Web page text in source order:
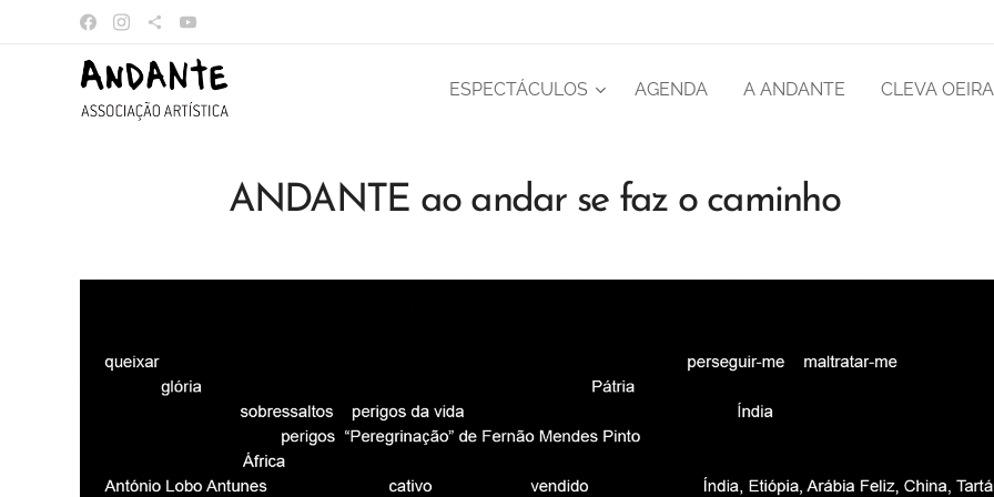
ESPECTÁCULOS AGENDA A ANDANTE CLEVA
ANDANTE ao andar se faz o caminho